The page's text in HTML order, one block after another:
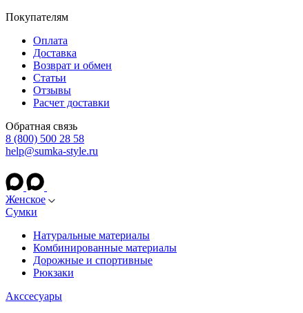
Покупателям
Оплата
Доставка
Возврат и обмен
Статьи
Отзывы
Расчет доставки
Обратная связь
8 (800) 500 28 58
help@sumka-style.ru
Женское
Сумки
Натуральные материалы
Комбинированные материалы
Дорожные и спортивные
Рюкзаки
Акссесуары